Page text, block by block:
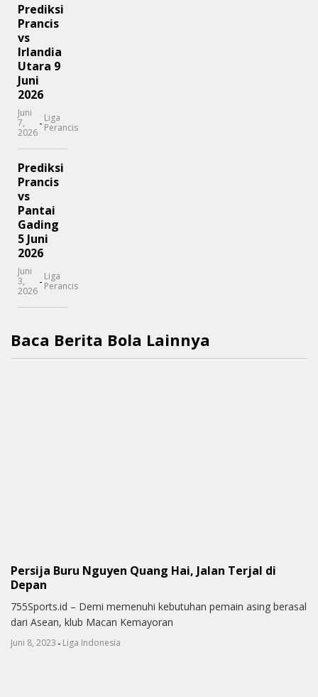
Prediksi
Prancis
vs
Irlandia
Utara 9
Juni
2026
Juni
7,
2026
- Liga
Perancis
Prediksi
Prancis
vs
Pantai
Gading
5 Juni
2026
Juni
3,
2026
- Liga
Perancis
Baca Berita Bola Lainnya
Persija Buru Nguyen Quang Hai, Jalan Terjal di
Depan
755Sports.id – Demi memenuhi kebutuhan pemain asing berasal
dari Asean, klub Macan Kemayoran
Juni 8, 2023 - Liga Indonesia